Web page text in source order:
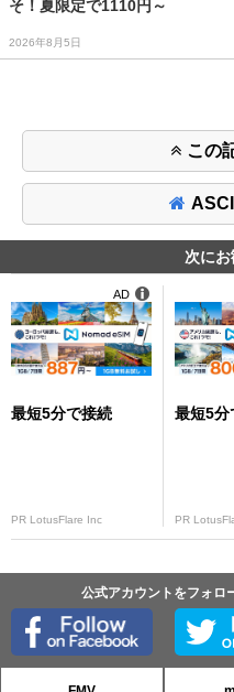
そ！夏限定で1110円～
2026年8月5日
この
次に
最短5分で接続
PR LotusFlare Inc
AD
最短5分
PR
公式アカウントをフォロ